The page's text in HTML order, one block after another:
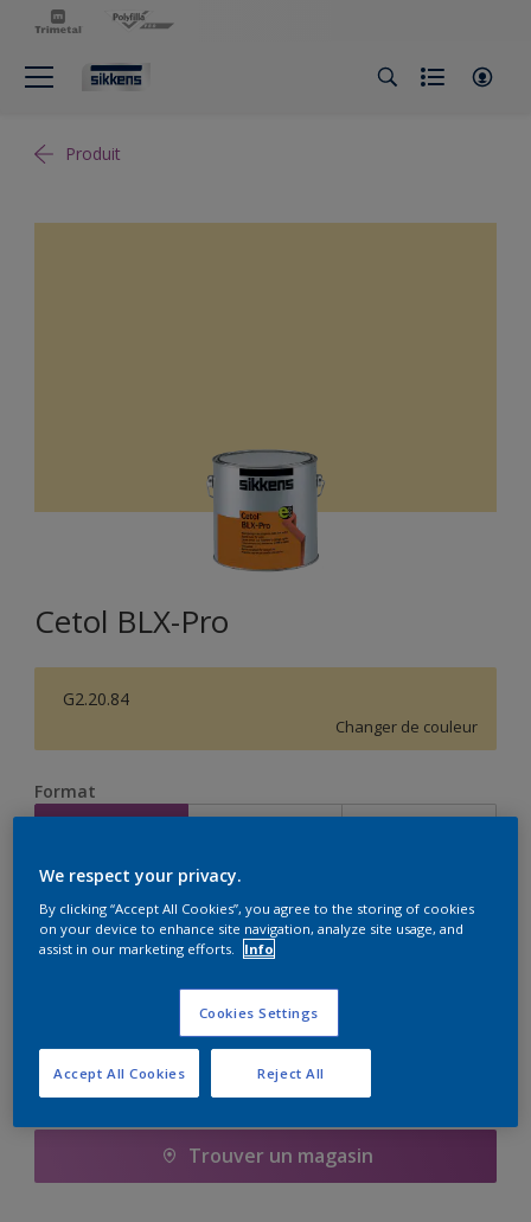
Produit
Cetol BLX-Pro
G2.20.84
Changer de couleur
Format
Calculer
Ajouter à la liste d’achats
Trouver un magasin
We respect your privacy.
By clicking “Accept All Cookies”, you agree to the storing of cookies
on your device to enhance site navigation, analyze site usage, and
assist in our marketing efforts.
Info
Cookies Settings
Reject All
Accept All Cookies